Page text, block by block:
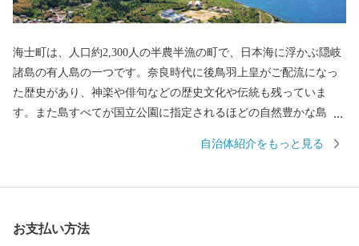
海士町は、人口約2,300人の半農半漁の町で、日本海に浮かぶ隠岐
諸島の有人島の一つです。奈良時代に後鳥羽上皇がご配流になっ
た歴史があり、神楽や俳句などの歴史文化や伝統も残っていま
す。また島すべてが国立公園に指定されるほどの自然豊かな島
は、急激に進んだ少子高齢化・過疎化など島国日本の縮図です。
産業創出によって、今や日本で最も注目される島の一つとなって
自治体紹介をもっと見る
お支払い方法